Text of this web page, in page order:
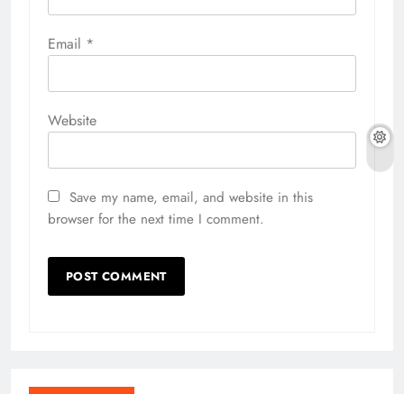
Email *
Website
Save my name, email, and website in this
browser for the next time I comment.